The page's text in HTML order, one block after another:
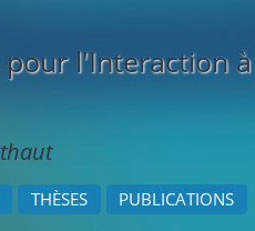
l'Interaction à
THÈSES PUBLICATIONS